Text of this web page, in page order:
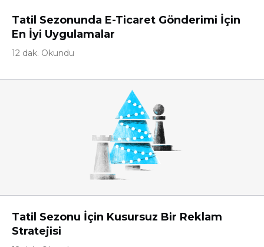
Tatil Sezonunda E-Ticaret Gönderimi İçin
En İyi Uygulamalar
12 dak. Okundu
Tatil Sezonu İçin Kusursuz Bir Reklam
Stratejisi